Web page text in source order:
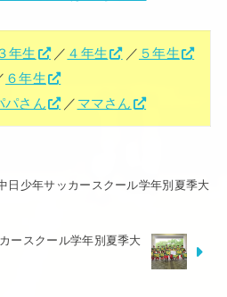
年生 ／ ４年生 ／ ５年生
６年生
パさん ／ ママさん
少年サッカースクール学年別夏季大
ースクール学年別夏季大